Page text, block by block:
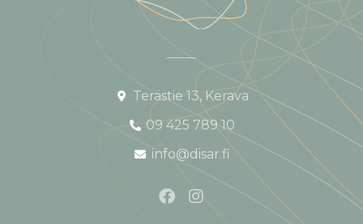
Terästie 13, Kerava
09 425 789 10
info@disar.fi